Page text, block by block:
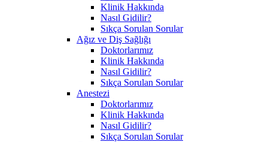
Klinik Hakkında
Nasıl Gidilir?
Sıkça Sorulan Sorular
Ağız ve Diş Sağlığı
Doktorlarımız
Klinik Hakkında
Nasıl Gidilir?
Sıkça Sorulan Sorular
Anestezi
Doktorlarımız
Klinik Hakkında
Nasıl Gidilir?
Sıkça Sorulan Sorular